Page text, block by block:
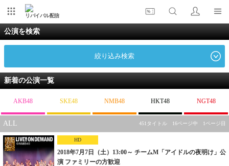
リバイバル配信
公演を検索
絞り込み検索
新着の公演一覧
AKB48 SKE48 NMB48 HKT48 NGT48
ALL 451タイトル 16ページ中 1ページ目
HD
2018年7月7日（土）13:00～ チームM「アイドルの夜明け」公
演 ファミリーの方歓迎